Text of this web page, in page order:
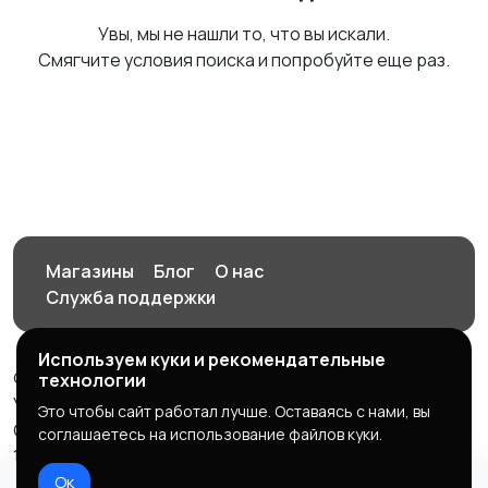
Увы, мы не нашли то, что вы искали.
Смягчите условия поиска и попробуйте еще раз.
Магазины Блог
О нас
Служба поддержки
© 2026 Орен-АЙ - Авто | Недвижимость | Работа |
Услуги
Создал Карусов Е.С ООО "ЦПК" ИНН 5609203278 ОГРН
1235600008841
Используем куки и рекомендательные
технологии
Это чтобы сайт работал лучше. Оставаясь с нами, вы
соглашаетесь на использование файлов куки.
Ок